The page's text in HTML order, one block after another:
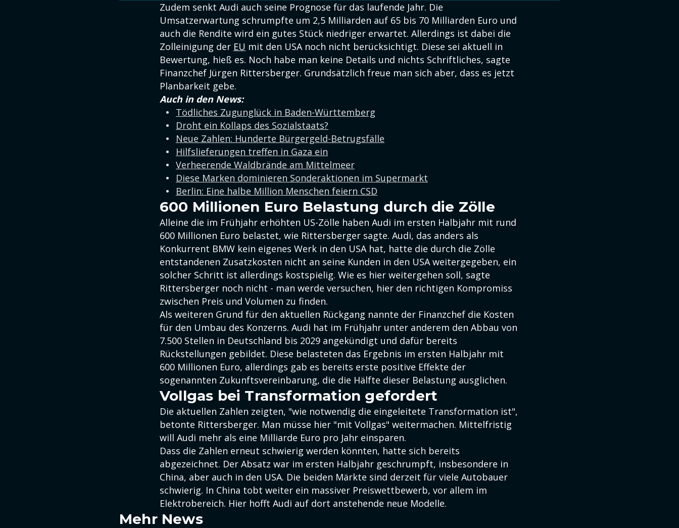
Zudem senkt Audi auch seine Prognose für das laufende Jahr. Die
Umsatzerwartung schrumpfte um 2,5 Milliarden auf 65 bis 70 Milliarden Euro und
auch die Rendite wird ein gutes Stück niedriger erwartet. Allerdings ist dabei die
Zolleinigung der EU mit den USA noch nicht berücksichtigt. Diese sei aktuell in
Bewertung, hieß es. Noch habe man keine Details und nichts Schriftliches, sagte
Finanzchef Jürgen Rittersberger. Grundsätzlich freue man sich aber, dass es jetzt
Planbarkeit gebe.
Auch in den News:
Tödliches Zugunglück in Baden-Württemberg
Droht ein Kollaps des Sozialstaats?
Neue Zahlen: Hunderte Bürgergeld-Betrugsfälle
Hilfslieferungen treffen in Gaza ein
Verheerende Waldbrände am Mittelmeer
Diese Marken dominieren Sonderaktionen im Supermarkt
Berlin: Eine halbe Million Menschen feiern CSD
600 Millionen Euro Belastung durch die Zölle
Alleine die im Frühjahr erhöhten US-Zölle haben Audi im ersten Halbjahr mit rund
600 Millionen Euro belastet, wie Rittersberger sagte. Audi, das anders als
Konkurrent BMW kein eigenes Werk in den USA hat, hatte die durch die Zölle
entstandenen Zusatzkosten nicht an seine Kunden in den USA weitergegeben, ein
solcher Schritt ist allerdings kostspielig. Wie es hier weitergehen soll, sagte
Rittersberger noch nicht - man werde versuchen, hier den richtigen Kompromiss
zwischen Preis und Volumen zu finden.
Als weiteren Grund für den aktuellen Rückgang nannte der Finanzchef die Kosten
für den Umbau des Konzerns. Audi hat im Frühjahr unter anderem den Abbau von
7.500 Stellen in Deutschland bis 2029 angekündigt und dafür bereits
Rückstellungen gebildet. Diese belasteten das Ergebnis im ersten Halbjahr mit
600 Millionen Euro, allerdings gab es bereits erste positive Effekte der
sogenannten Zukunftsvereinbarung, die die Hälfte dieser Belastung ausglichen.
Vollgas bei Transformation gefordert
Die aktuellen Zahlen zeigten, "wie notwendig die eingeleitete Transformation ist",
betonte Rittersberger. Man müsse hier "mit Vollgas" weitermachen. Mittelfristig
will Audi mehr als eine Milliarde Euro pro Jahr einsparen.
Dass die Zahlen erneut schwierig werden könnten, hatte sich bereits
abgezeichnet. Der Absatz war im ersten Halbjahr geschrumpft, insbesondere in
China, aber auch in den USA. Die beiden Märkte sind derzeit für viele Autobauer
schwierig. In China tobt weiter ein massiver Preiswettbewerb, vor allem im
Elektrobereich. Hier hofft Audi auf dort anstehende neue Modelle.
Mehr News